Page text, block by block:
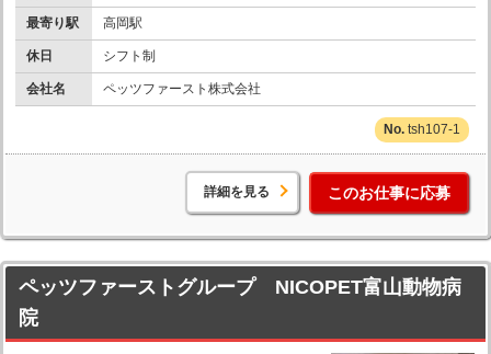
最寄り駅 高岡駅
休日 シフト制
会社名 ペッツファースト株式会社
tsh107-1
詳細を見る このお仕事に応募
ペッツファーストグループ NICOPET富山動物病
院